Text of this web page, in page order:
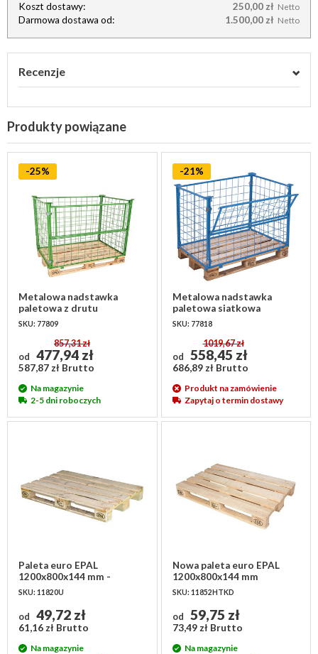
Koszt dostawy: 250,00 zł Netto
Darmowa dostawa od: 1.500,00 zł Netto
Recenzje
Produkty powiązane
-25%
Metalowa nadstawka
paletowa z drutu
1200x800x800mm,
pomalowana na zielono
SKU: 77809
od
857,31 zł
477,94 zł
587,87 zł Brutto
Na magazynie
2-5 dni roboczych
-21%
Metalowa nadstawka
paletowa siatkowa
1200x800x1200mm,
uchylna klapa
SKU: 77818
od
1019,67 zł
558,45 zł
686,89 zł Brutto
Produkt na zamówienie
Zapytaj o termin dostawy
Paleta euro EPAL
1200x800x144 mm -
używana I klasa
SKU: 11820U
od 49,72 zł
61,16 zł Brutto
Na magazynie
Nowa paleta euro EPAL
1200x800x144 mm
SKU: 11852HTKD
od 59,75 zł
73,49 zł Brutto
Na magazynie